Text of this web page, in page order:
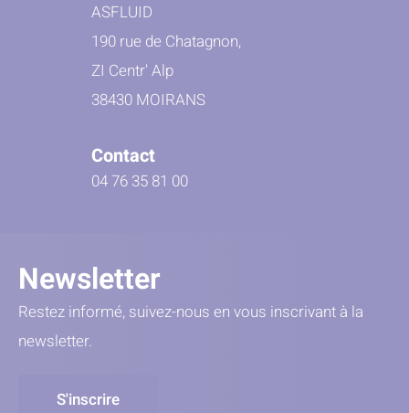
ASFLUID
190 rue de Chatagnon,
ZI Centr' Alp
38430 MOIRANS
Contact
04 76 35 81 00
Newsletter
Restez informé, suivez-nous en vous inscrivant à la
newsletter.
S'inscrire